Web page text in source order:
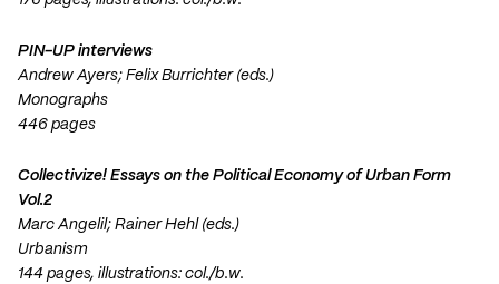
PIN-UP interviews
Andrew Ayers; Felix Burrichter (eds.)
Monographs
446 pages
Collectivize! Essays on the Political Economy of Urban Form
Vol.2
Marc Angelil; Rainer Hehl (eds.)
Urbanism
144 pages, illustrations: col./b.w.